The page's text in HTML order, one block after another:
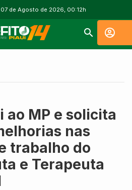
de Agosto de 2026, 00:12h
ao MP e solicita
nas
trabalho do
e Terapeuta